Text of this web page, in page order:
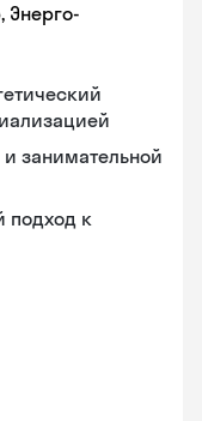
Энерго-
занимательной
подход к